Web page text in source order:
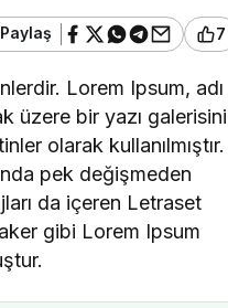
Paylaş 7
Lorem Ipsum, adı
üzere bir yazı galerisini
olarak kullanılmıştır.
pek değişmeden
da içeren Letraset
gibi Lorem Ipsum